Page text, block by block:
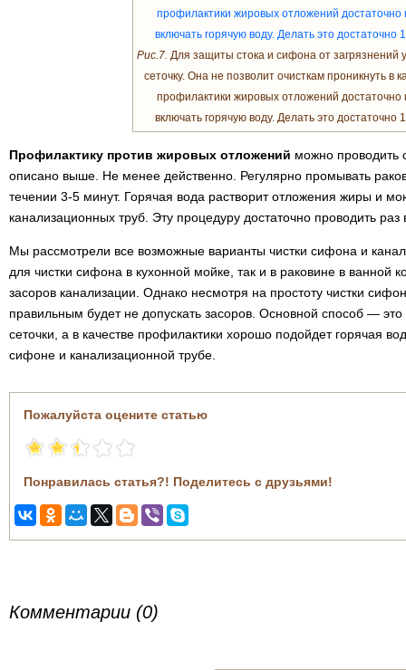
Рис.7. Для защиты стока и сифона от загрязнений
сеточку. Она не позволит очисткам проникнуть в
профилактики жировых отложений достаточно
включать горячую воду. Делать это достаточно
Профилактику против жировых отложений можно проводить
описано выше. Не менее действенно. Регулярно промывать
течении 3-5 минут. Горячая вода растворит отложения жиры и
канализационных труб. Эту процедуру достаточно проводить
Мы рассмотрели все возможные варианты чистки сифона и
для чистки сифона в кухонной мойке, так и в раковине в ванной
засоров канализации. Однако несмотря на простоту чистки
правильным будет не допускать засоров. Основной способ —
сеточки, а в качестве профилактики хорошо подойдет горячая
сифоне и канализационной трубе.
Пожалуйста оцените статью
Понравилась статья?! Поделитесь с друзьями!
Комментарии (0)